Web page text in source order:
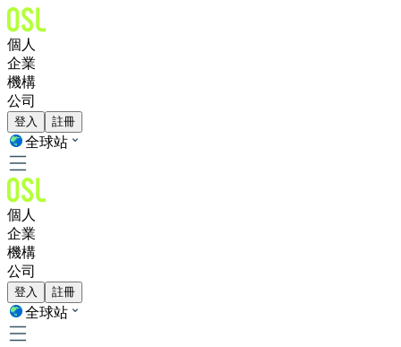
個人
企業
機構
公司
登入 註冊
全球站
個人
企業
機構
公司
登入 註冊
全球站